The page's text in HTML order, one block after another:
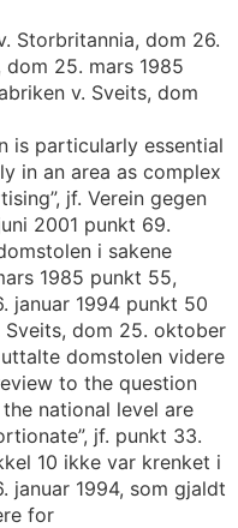
Storbritannia, dom 26.
25. mars 1985
v. Sveits, dom
is particularly essential
in an area as complex
jf. Verein gegen
2001 punkt 69.
i sakene
1985 punkt 55,
januar 1994 punkt 50
dom 25. oktober
domstolen videre
to the question
national level are
jf. punkt 33.
10 ikke var krenket i
januar 1994, som gjaldt
for